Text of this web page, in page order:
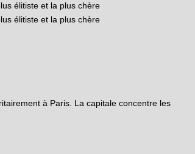
élitiste et la plus chère
élitiste et la plus chère
à Paris. La capitale concentre les